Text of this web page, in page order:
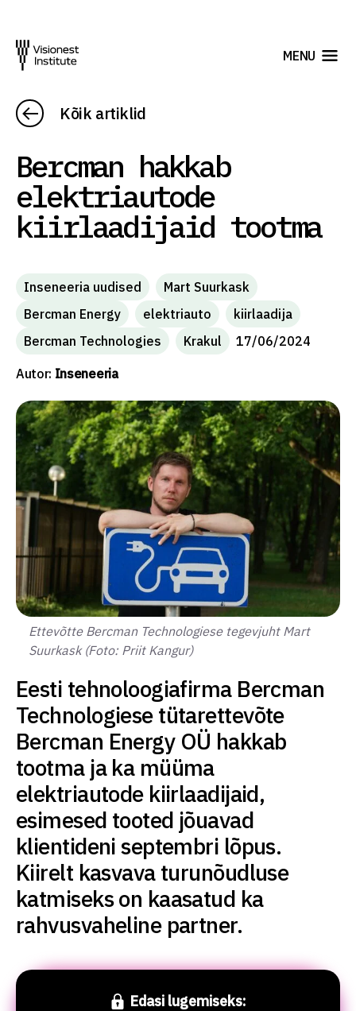
MENU
Kõik artiklid
Bercman hakkab
elektriautode
kiirlaadijaid tootma
Inseneeria uudised
Mart Suurkask
Bercman Energy
elektriauto
kiirlaadija
Bercman Technologies
Krakul 17/06/2024
Autor: Inseneeria
Ettevõtte Bercman Technologiese tegevjuht Mart
Suurkask (Foto: Priit Kangur)
Eesti tehnoloogiafirma Bercman
Technologiese tütarettevõte
Bercman Energy OÜ hakkab
tootma ja ka müüma
elektriautode kiirlaadijaid,
esimesed tooted jõuavad
klientideni septembri lõpus.
Kiirelt kasvava turunõudluse
katmiseks on kaasatud ka
rahvusvaheline partner.
Edasi lugemiseks: